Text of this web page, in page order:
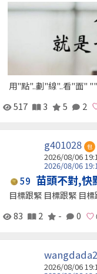
用"點"..劃"線"..看"面"
517
3 5 2
g401028 包
2026/08/06
2026/08/06
59 苗頭不對,快
目標跟緊 目標跟緊 目
83
2 - 0
2026/08/06